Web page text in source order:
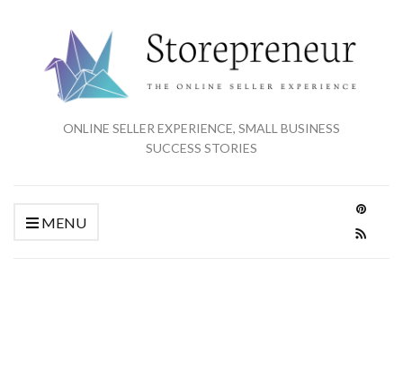
ONLINE SELLER EXPERIENCE, SMALL BUSINESS
SUCCESS STORIES
MENU